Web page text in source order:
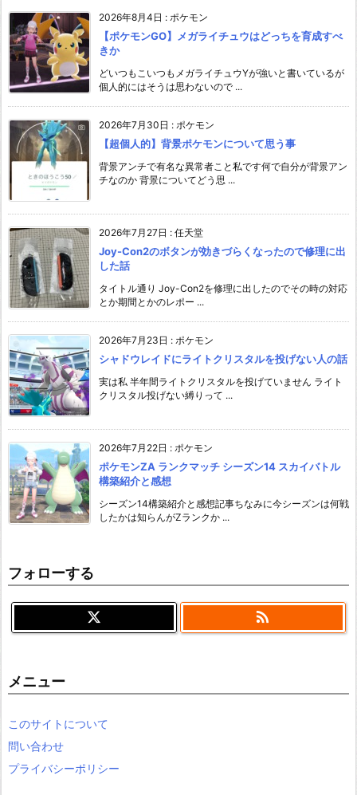
2026年8月4日 : ポケモン
【ポケモンGO】メガライチュウはどっちを育成すべ
きか
どいつもこいつもメガライチュウYが強いと書いているが
個人的にはそうは思わないので ...
2026年7月30日 : ポケモン
【超個人的】背景ポケモンについて思う事
背景アンチで有名な異常者こと私です何で自分が背景アン
チなのか 背景についてどう思 ...
2026年7月27日 : 任天堂
Joy-Con2のボタンが効きづらくなったので修理に出
した話
タイトル通り Joy-Con2を修理に出したのでその時の対応
とか期間とかのレポー ...
2026年7月23日 : ポケモン
シャドウレイドにライトクリスタルを投げない人の話
実は私 半年間ライトクリスタルを投げていません ライト
クリスタル投げない縛りって ...
2026年7月22日 : ポケモン
ポケモンZA ランクマッチ シーズン14 スカイバトル
構築紹介と感想
シーズン14構築紹介と感想記事ちなみに今シーズンは何戦
したかは知らんがZランクか ...
フォローする

メニュー
このサイトについて
問い合わせ
プライバシーポリシー